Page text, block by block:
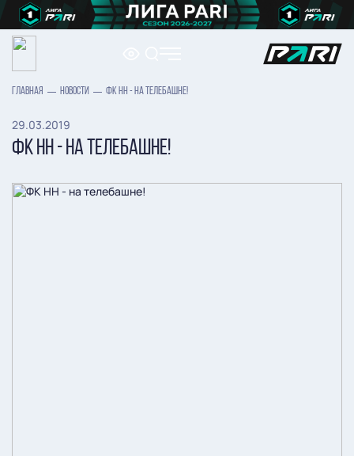
ГЛАВНАЯ НОВОСТИ ФК НН - НА ТЕЛЕБАШНЕ!
29.03.2019
ФК НН - НА ТЕЛЕБАШНЕ!